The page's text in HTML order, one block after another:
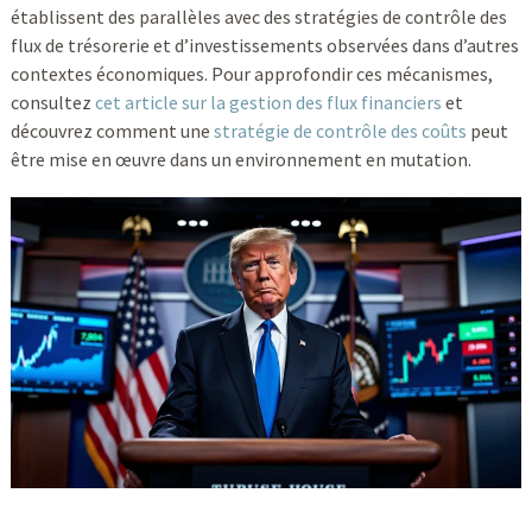
établissent des parallèles avec des stratégies de contrôle des
flux de trésorerie et d’investissements observées dans d’autres
contextes économiques. Pour approfondir ces mécanismes,
consultez cet article sur la gestion des flux financiers et
découvrez comment une stratégie de contrôle des coûts peut
être mise en œuvre dans un environnement en mutation.